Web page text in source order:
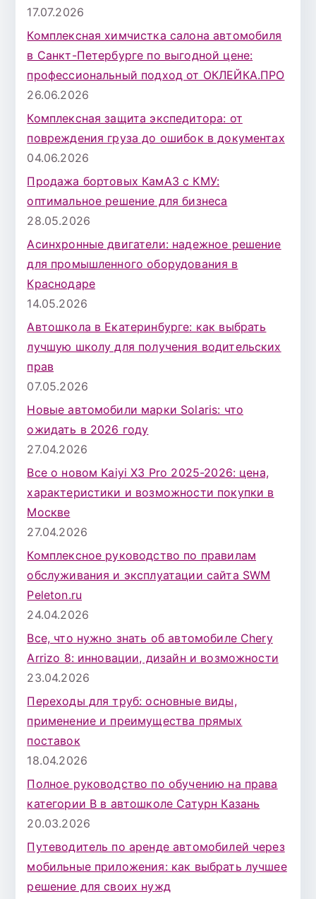
17.07.2026
Комплексная химчистка салона автомобиля
в Санкт-Петербурге по выгодной цене:
профессиональный подход от ОКЛЕЙКА.ПРО
26.06.2026
Комплексная защита экспедитора: от
повреждения груза до ошибок в документах
04.06.2026
Продажа бортовых КамАЗ с КМУ:
оптимальное решение для бизнеса
28.05.2026
Асинхронные двигатели: надежное решение
для промышленного оборудования в
Краснодаре
14.05.2026
Автошкола в Екатеринбурге: как выбрать
лучшую школу для получения водительских
прав
07.05.2026
Новые автомобили марки Solaris: что
ожидать в 2026 году
27.04.2026
Все о новом Kaiyi X3 Pro 2025-2026: цена,
характеристики и возможности покупки в
Москве
27.04.2026
Комплексное руководство по правилам
обслуживания и эксплуатации сайта SWM
Peleton.ru
24.04.2026
Все, что нужно знать об автомобиле Chery
Arrizo 8: инновации, дизайн и возможности
23.04.2026
Переходы для труб: основные виды,
применение и преимущества прямых
поставок
18.04.2026
Полное руководство по обучению на права
категории B в автошколе Сатурн Казань
20.03.2026
Путеводитель по аренде автомобилей через
мобильные приложения: как выбрать лучшее
решение для своих нужд